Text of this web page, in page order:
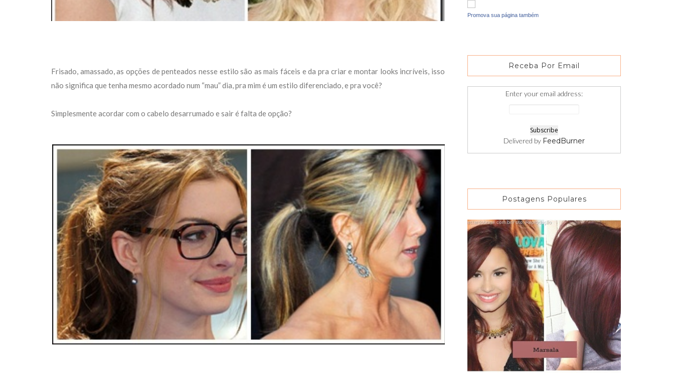
Frisado, amassado, as opções de penteados nesse estilo são as mais fáceis e da pra criar e montar looks incríveis, isso
não significa que tenha mesmo acordado num “mau” dia, pra mim é um estilo diferenciado, e pra você?
Simplesmente acordar com o cabelo desarrumado e sair é falta de opção?
Promova sua página também
Receba Por Email
Enter your email address:
Delivered by FeedBurner
Postagens Populares